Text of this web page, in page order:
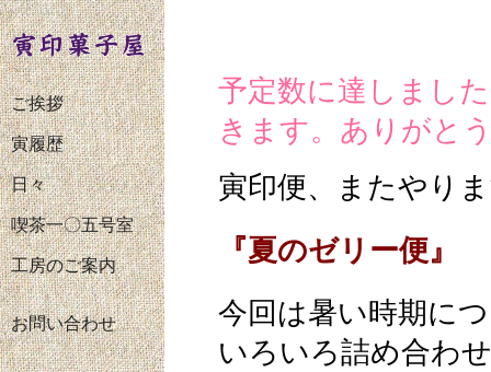
ご挨拶
寅履歴
日々
喫茶一〇五号室
工房のご案内
お問い合わせ
予定数に達しまし
きます。ありがと
寅印便、またやり
『夏のゼリー便』
今回は暑い時期に
いろいろ詰め合わ